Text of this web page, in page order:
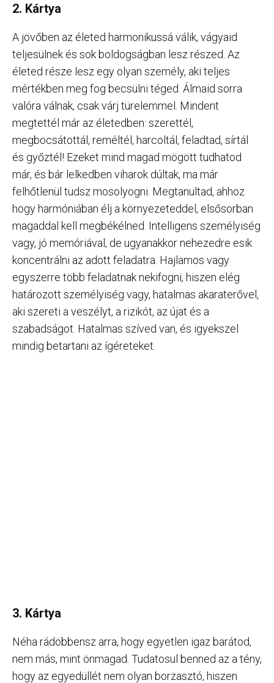
2. Kártya
A jövőben az életed harmonikussá válik, vágyaid
teljesülnek és sok boldogságban lesz részed. Az
életed része lesz egy olyan személy, aki teljes
mértékben meg fog becsülni téged. Álmaid sorra
valóra válnak, csak várj türelemmel. Mindent
megtettél már az életedben: szerettél,
megbocsátottál, reméltél, harcoltál, feladtad, sírtál
és győztél! Ezeket mind magad mögött tudhatod
már, és bár lelkedben viharok dúltak, ma már
felhőtlenül tudsz mosolyogni. Megtanultad, ahhoz
hogy harmóniában élj a környezeteddel, elsősorban
magaddal kell megbékélned. Intelligens személyiség
vagy, jó memóriával, de ugyanakkor nehezedre esik
koncentrálni az adott feladatra. Hajlamos vagy
egyszerre több feladatnak nekifogni, hiszen elég
határozott személyiség vagy, hatalmas akaraterővel,
aki szereti a veszélyt, a rizikót, az újat és a
szabadságot. Hatalmas szíved van, és igyekszel
mindig betartani az ígéreteket.
3. Kártya
Néha rádöbbensz arra, hogy egyetlen igaz barátod,
nem más, mint önmagad. Tudatosul benned az a tény,
hogy az egyedüllét nem olyan borzasztó, hiszen